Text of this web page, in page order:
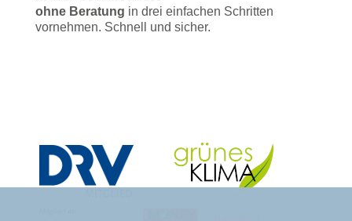
ohne Beratung in drei einfachen Schritten
vornehmen. Schnell und sicher.